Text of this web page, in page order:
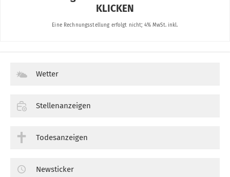
Wetter
Stellenanzeigen
Todesanzeigen
Newsticker